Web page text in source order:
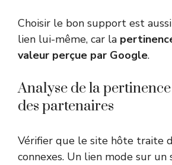
Choisir le bon support est
lien lui-même, car la
valeur perçue par Google.
Analyse de la
des partenaires
Vérifier que le site hôte traite
connexes. Un lien mode sur